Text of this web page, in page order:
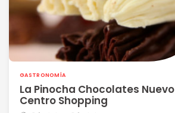
GASTRONOMÍA
La Pinocha Chocolates Nuevo
Centro Shopping